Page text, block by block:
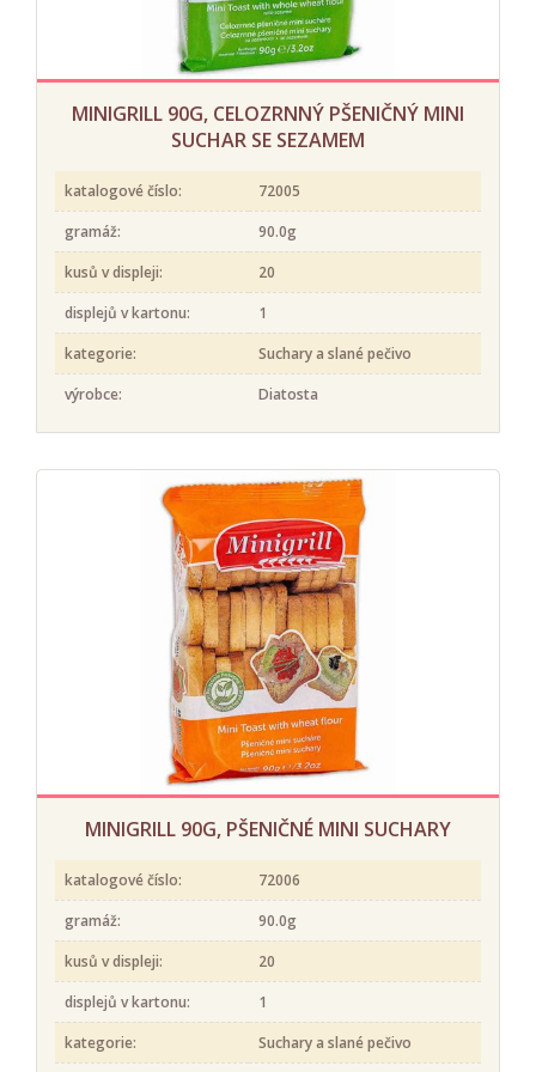
MINIGRILL 90G, CELOZRNNÝ PŠENIČNÝ MINI
SUCHAR SE SEZAMEM
katalogové číslo:
72005
gramáž:
90.0g
kusů v displeji:
20
displejů v kartonu:
1
kategorie:
Suchary a slané pečivo
výrobce:
Diatosta
MINIGRILL 90G, PŠENIČNÉ MINI SUCHARY
katalogové číslo:
72006
gramáž:
90.0g
kusů v displeji:
20
displejů v kartonu:
1
kategorie:
Suchary a slané pečivo